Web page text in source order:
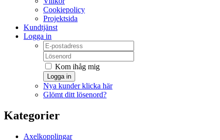
Cookiepolicy
Projektsida
Kundtjänst
Logga in
Kom ihåg mig
Logga in
Nya kunder klicka här
Glömt ditt lösenord?
Kategorier
Axelkopplingar